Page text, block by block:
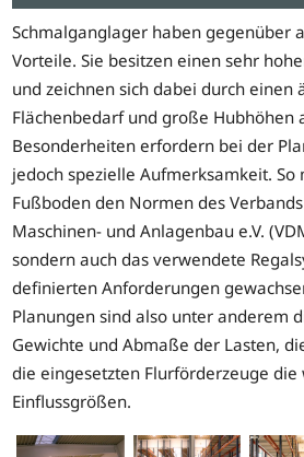
Schmalganglager haben gegenüber
Vorteile. Sie besitzen einen sehr
und zeichnen sich dabei durch einen
Flächenbedarf und große Hubhöhen
Besonderheiten erfordern bei der
jedoch spezielle Aufmerksamkeit. So
Fußboden den Normen des
Maschinen- und Anlagenbau e.V.
sondern auch das verwendete
definierten Anforderungen
Planungen sind also unter anderem
Gewichte und Abmaße der Lasten,
die eingesetzten Flurförderzeuge die
Einflussgrößen.